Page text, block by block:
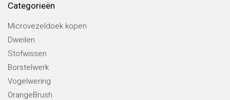
Categorieën
Microvezeldoek kopen
Dweilen
Stofwissen
Borstelwerk
Vogelwering
OrangeBrush